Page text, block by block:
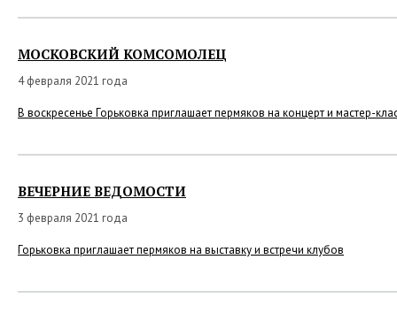
МОСКОВСКИЙ КОМСОМОЛЕЦ
4 февраля 2021 года
В воскресенье Горьковка приглашает пермяков на концерт и мастер-
ВЕЧЕРНИЕ ВЕДОМОСТИ
3 февраля 2021 года
Горьковка приглашает пермяков на выставку и встречи клубов